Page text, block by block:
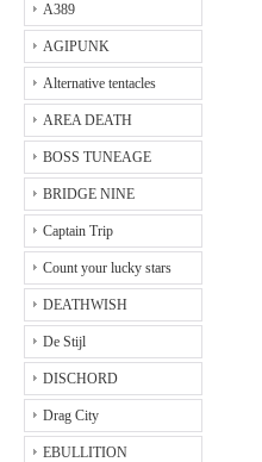
A389
AGIPUNK
Alternative tentacles
AREA DEATH
BOSS TUNEAGE
BRIDGE NINE
Captain Trip
Count your lucky stars
DEATHWISH
De Stijl
DISCHORD
Drag City
EBULLITION